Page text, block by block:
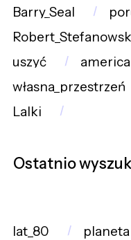
Barry_Seal
uszyć
własna_przestrzeń
Lalki
Ostatnio
lat_80 planeta